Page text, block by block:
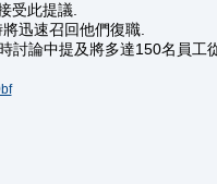
受此提議.
迅速召回他們復職.
討論中提及將多達150名員工